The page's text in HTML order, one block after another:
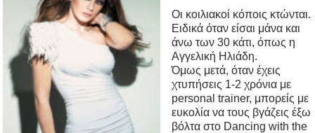
Οι κοιλιακοί κόποις κτώνται.
Ειδικά όταν είσαι μάνα και
άνω των 30 κάτι, όπως η
Αγγελική Ηλιάδη.
Όμως μετά, όταν έχεις
χτυπήσεις 1-2 χρόνια με
personal trainer, μπορείς με
ευκολία να τους βγάζεις έξω
βόλτα στο Dancing with the